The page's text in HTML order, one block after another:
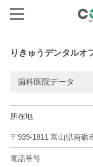
りきゅうデンタルオ
歯科医院データ
所在地
〒939-1811 富山県南砺
電話番号